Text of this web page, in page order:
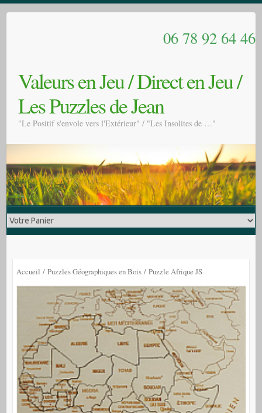
06 78 92 64 46
Valeurs en Jeu / Direct en Jeu /
Les Puzzles de Jean
"Le Positif s'envole vers l'Extérieur" / "Les Insolites de …"
Accueil / Puzzles Géographiques en Bois/ Puzzle Afrique JS